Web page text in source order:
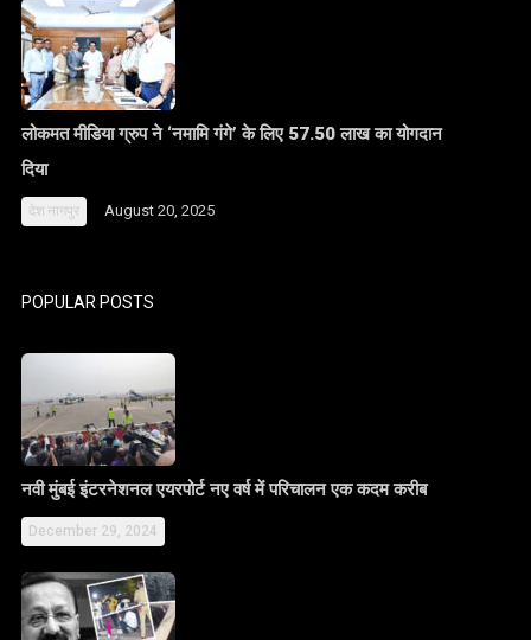
लोकमत मीडिया ग्रुप ने ‘नमामि गंगे’ के लिए 57.50 लाख का योगदान
दिया
देश नागपुर August 20, 2025
POPULAR POSTS
नवी मुंबई इंटरनेशनल एयरपोर्ट नए वर्ष में परिचालन एक कदम करीब
December 29, 2024